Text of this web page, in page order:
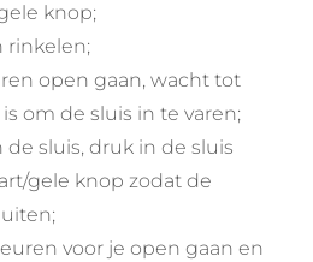
knop;
rinkelen;
open gaan, wacht tot
om de sluis in te varen;
sluis, druk in de sluis
gele knop zodat de
voor je open gaan en